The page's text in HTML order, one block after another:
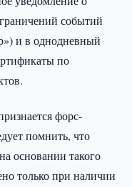
событий
и в однодневный
по
форс-
помнить, что
основании такого
только при наличии